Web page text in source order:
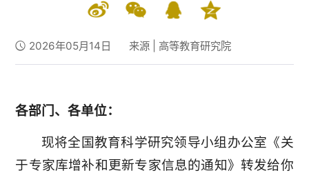
2026年05月14日 来源 | 高等教育研究院
各部门、各单位：
现将全国教育科学研究领导小组办公室《关
于专家库增补和更新专家信息的通知》转发给你